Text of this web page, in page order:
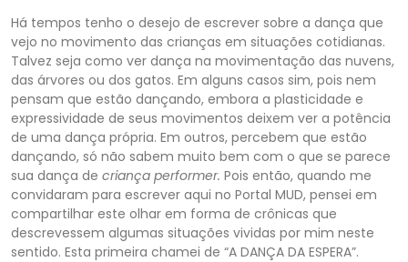
Há tempos tenho o desejo de escrever sobre a dança que
vejo no movimento das crianças em situações cotidianas.
Talvez seja como ver dança na movimentação das nuvens,
das árvores ou dos gatos. Em alguns casos sim, pois nem
pensam que estão dançando, embora a plasticidade e
expressividade de seus movimentos deixem ver a potência
de uma dança própria. Em outros, percebem que estão
dançando, só não sabem muito bem com o que se parece
sua dança de criança performer. Pois então, quando me
convidaram para escrever aqui no Portal MUD, pensei em
compartilhar este olhar em forma de crônicas que
descrevessem algumas situações vividas por mim neste
sentido. Esta primeira chamei de “A DANÇA DA ESPERA”.